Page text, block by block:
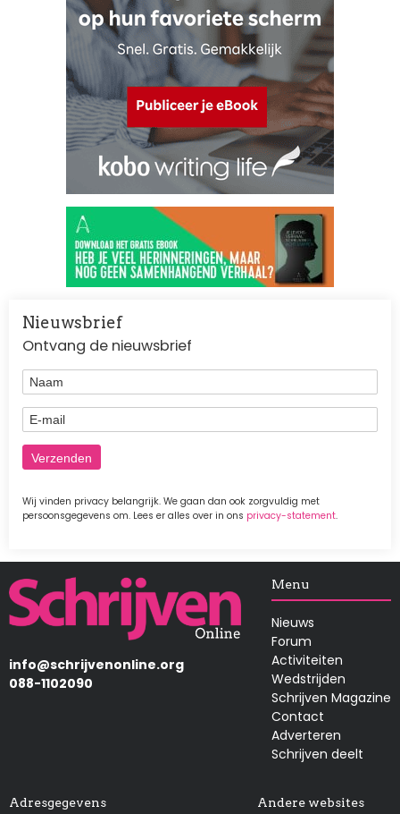
Nieuwsbrief
Ontvang de nieuwsbrief
Naam
E-mail
Wij vinden privacy belangrijk. We gaan dan ook zorgvuldig met
persoonsgegevens om. Lees er alles over in ons privacy-statement.
Afbeelding
info@schrijvenonline.org
088-1102090
Menu
Nieuws
Forum
Activiteiten
Wedstrijden
Schrijven Magazine
Contact
Adverteren
Schrijven deelt
Adresgegevens Andere websites